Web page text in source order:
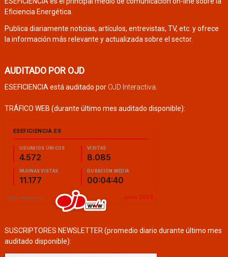
Eficiencia Energética.
Publica diariamente noticias, artículos, entrevistas, TV, etc. y ofrece
la información más relevante y actualizada sobre el sector.
AUDITADO POR OJD
ESEFICIENCIA está auditado por OJD Interactiva
TRÁFICO WEB (durante último mes auditado disponible):
SUSCRIPTORES NEWSLETTER (promedio diario durante último mes
auditado disponible):